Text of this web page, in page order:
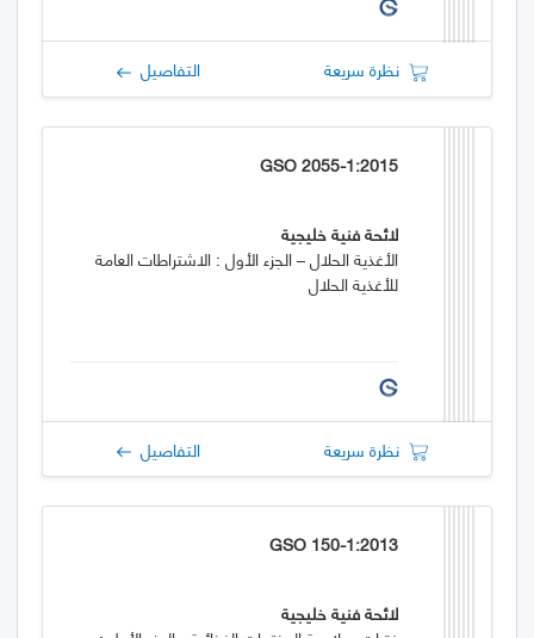
نظرة سريعة التفاصيل
GSO 2055-1:2015
لائحة فنية خليجية
الأغذية الحلال – الجزء الأول : الاشتراطات العامة
للأغذية الحلال
نظرة سريعة التفاصيل
GSO 150-1:2013
لائحة فنية خليجية